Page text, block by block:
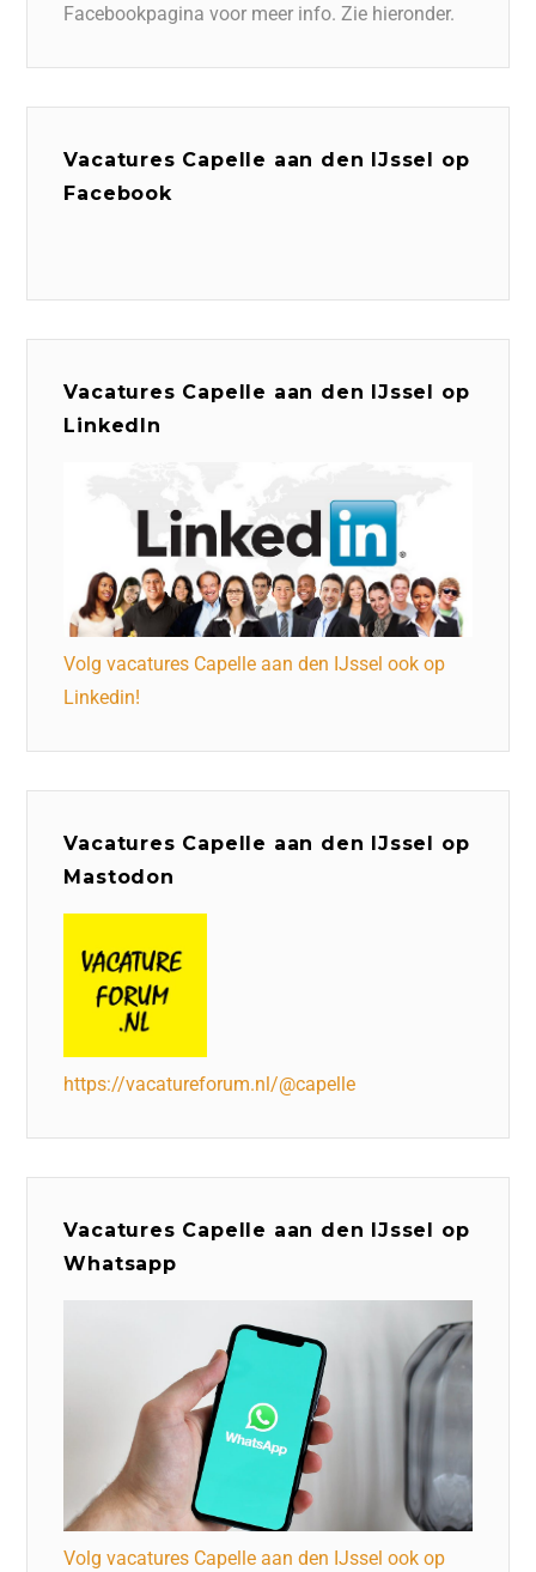
Facebookpagina voor meer info. Zie hieronder.
Vacatures Capelle aan den IJssel op
Facebook
Vacatures Capelle aan den IJssel op
LinkedIn
Volg vacatures Capelle aan den IJssel ook op
Linkedin!
Vacatures Capelle aan den IJssel op
Mastodon
https://vacatureforum.nl/@capelle
Vacatures Capelle aan den IJssel op
Whatsapp
Volg vacatures Capelle aan den IJssel ook op